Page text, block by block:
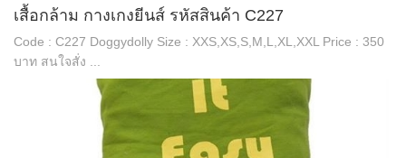
เสื้อกล้าม กางเกงยีนส์ รหัสสินค้า C227
Code : C227 Doggydolly Size : XXS,XS,S,M,L,XL,XXL Price : 350
บาท สนใจสั่ง ...